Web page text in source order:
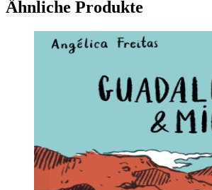
Ähnliche Produkte